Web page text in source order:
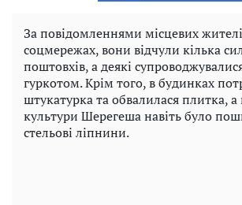
За повідомленнями місцевих
соцмережах, вони відчули кілька
поштовхів, а деякі
гуркотом. Крім того, в будинках
штукатурка та обвалилася плитка,
культури Шерегеша навіть було
стельові ліпнини.